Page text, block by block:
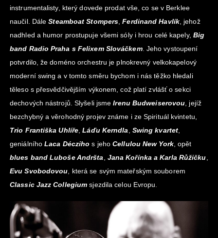
instrumentalisty, který dovede prodat vše, co se v Berklee
naučil. DáleSteamboat Stompers,Ferdinand Havlík, jehož
nadhled a humor prostupuje všemi sóly i hrou celé kapely, Big
band Radio Praha s Felixem Slováčkem. Jeho vystoupení
potvrdilo, že doméno orchestru je plnokrevný velkokapelový
moderní swing a v tomto směru bychom i nás těžko hledali
těleso s přesvědčivějším výkonem, což platí zvlášť o sekci
dechových nástrojů. Slyšeli jsmeIrenu Budweiserovou, jejíž
bezchybný a věrohodný projev známe i ze Spirituál kvintetu,
Trio Františka Uhlíře,Láďu Kerndla, Swing kvartet,
geniálníhoLaca Décziho s jehoCellulou New York, opět
blues band Luboše Andršta, Jana Kořínka a Karla Růžičku,
Evu Svobodovou, která se svým mateřským souborem
Classic Jazz Collegium sjezdila celou Evropu.